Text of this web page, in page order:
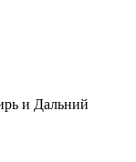
и Дальний